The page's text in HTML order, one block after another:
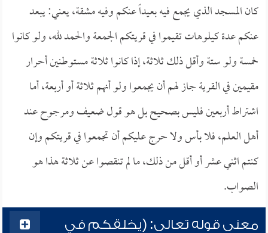
كان المسجد الذي يجمع فيه بعيداً عنكم وفيه مشقة، يعني: يبعد
عنكم عدة كيلوهات تقيموا في قريتكم الجمعة والحمد لله، ولو كانوا
خمسة ولو ستة وأقل ذلك ثلاثة، إذا كانوا ثلاثة مستوطنين أحرار
مقيمين في القرية جاز لهم أن يجمعوا ولو أنهم ثلاثة أو أربعة، أما
اشتراط أربعين فليس بصحيح بل هو قول ضعيف ومرجوح عند
أهل العلم، فلا بأس ولا حرج عليكم أن تجمعوا في قريتكم وإن
كنتم اثني عشر أو أقل من ذلك، ما لم تنقصوا عن ثلاثة هذا هو
الصواب.
معنى قوله تعالى: (يخلقكم في